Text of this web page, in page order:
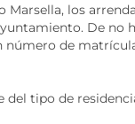
Marsella, los
De no
número de
del tipo de